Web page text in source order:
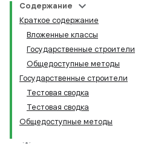
Содержание
Краткое содержание
Вложенные классы
Государственные строители
Общедоступные методы
Государственные строители
Тестовая сводка
Тестовая сводка
Общедоступные методы